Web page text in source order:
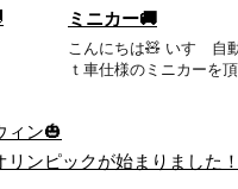
ミニカー🚚
こんにちは🧸 いすゞ自
ｔ車仕様のミニカーを
ィン🎃
リンピックが始まりました！